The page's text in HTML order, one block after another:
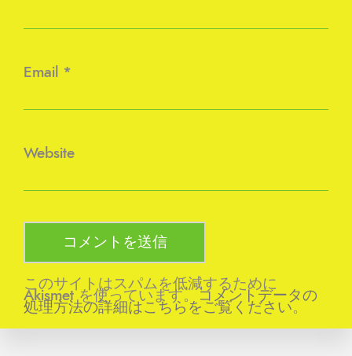
Email *
Website
このサイトはスパムを低減するために
Akismet を使っています。 コメントデータの
処理方法の詳細はこちらをご覧ください。